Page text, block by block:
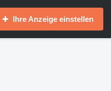
Ihre Anzeige einstellen